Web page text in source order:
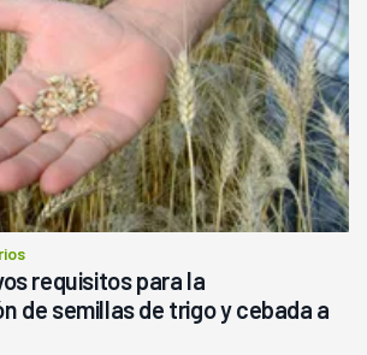
requisitos para la
de semillas de trigo y cebada a